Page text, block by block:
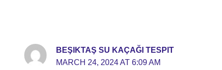
BEŞIKTAŞ SU KAÇAĞI TESPIT
MARCH 24, 2024 AT 6:09 AM